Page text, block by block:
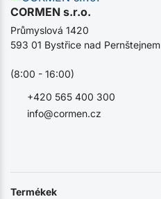
CORMEN s.r.o.
info@cormen.cz
+420 565 400 300
Průmyslová 1420
593 01 Bystřice nad Pernštejnem
(8:00 - 16:00)
Termékek